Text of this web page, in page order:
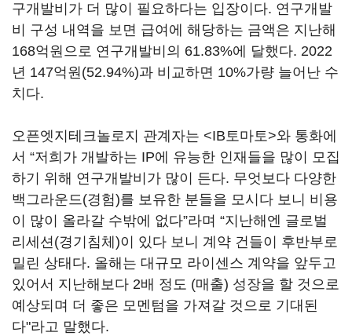
구개발비가 더 많이 필요하다는 입장이다. 연구개발
비 구성 내역을 보면 급여에 해당하는 금액은 지난해
168억원으로 연구개발비의 61.83%에 달했다. 2022
년 147억원(52.94%)과 비교하면 10%가량 늘어난 수
치다.
오픈엣지테크놀로지 관계자는 <IB토마토>와 통화에
서 “저희가 개발하는 IP에 유능한 인재들을 많이 모집
하기 위해 연구개발비가 많이 든다. 무엇보다 다양한
백그라운드(경험)를 보유한 분들을 모시다 보니 비용
이 많이 올라갈 수밖에 없다”라며 “지난해엔 글로벌
리세션(경기침체)이 있다 보니 계약 건들이 후반부로
밀린 상태다. 올해는 대규모 라이센스 계약을 앞두고
있어서 지난해보다 2배 정도 (매출) 성장을 할 것으로
예상되며 더 좋은 모멘텀을 가져갈 것으로 기대된
다"라고 말했다.